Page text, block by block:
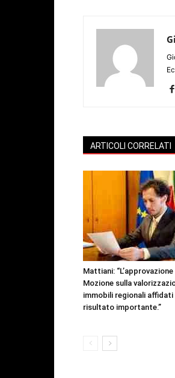
ARTICOLI CORRELATI
Mattiani:
Mozione sulla
immobili regionali affidati
risultato importante.”